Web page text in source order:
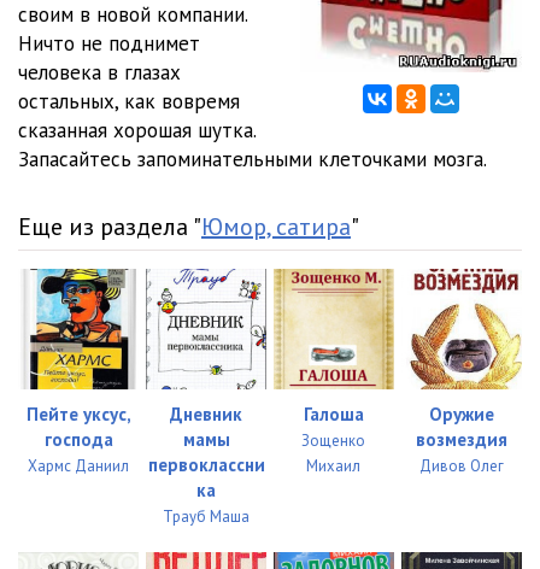
ЮМОР FM - Анекдоты обо всём
04:14
ЮМОР FM - Анекдоты под градусом 03:52
ЮМОР FM - Анекдоты про... ЭТО!
ЮМОР FM - Анекдоты про Одессу-маму 03:07
ЮМОР FM - Анекдоты про женскую логику 03:54
ЮМОР FM - Анекдоты про сервис 03:53
ЮМОР FM - Анекдоты про умников 03:54
ЮМОР FM - Семейные анекдоты
04:36
ЮМОР FM - Анекдоты по-армейски
своим в новой компании.
Ничто не поднимет
человека в глазах
остальных, как вовремя
сказанная хорошая шутка.
Запасайтесь запоминательными клеточками мозга.
Еще из раздела "Юмор, сатира"
Пейте уксус,
господа
Хармс Даниил
Дневник
мамы
первоклассни
ка
Трауб Маша
Галоша
Зощенко
Михаил
Оружие
возмездия
Дивов Олег